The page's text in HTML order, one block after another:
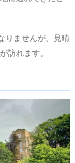
りませんが、見晴
訪れます。